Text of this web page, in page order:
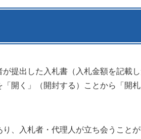
提出した入札書（入札金額を記載
開く」（開封する）ことから「開
、入札者・代理人が立ち会うこと